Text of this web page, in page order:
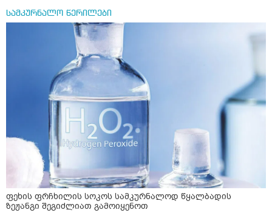
სამკურნალო წერილები
ფეხის ფრჩხილის სოკოს სამკურნალოდ წყალბადის
ზეჟანგი შეგიძლიათ გამოიყენოთ